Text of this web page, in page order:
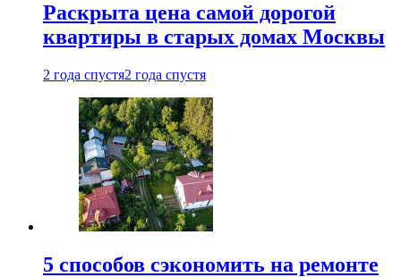
Раскрыта цена самой дорогой
квартиры в старых домах Москвы
2 года спустя2 года спустя
5 способов сэкономить на ремонте